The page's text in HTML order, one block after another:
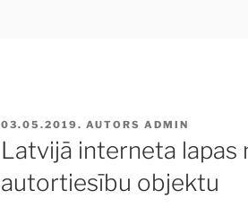
PUBLICĒTS
03.05.2019. AUTORS ADMIN
Latvijā interneta lapas
autortiesību objektu